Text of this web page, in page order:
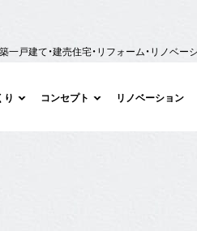
一戸建て・建売住宅・リフォーム・リノベ
り コンセプト リノベーション